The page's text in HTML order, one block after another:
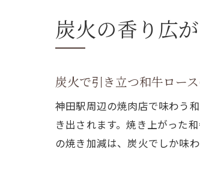
炭火の香り広
炭火で引き立つ和牛ロー
神田駅周辺の焼肉店で味わう
き出されます。焼き上がった
の焼き加減は、炭火でしか味